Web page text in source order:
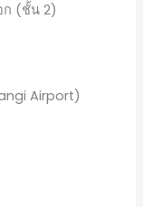
ก (ชั้น 2)
Airport)